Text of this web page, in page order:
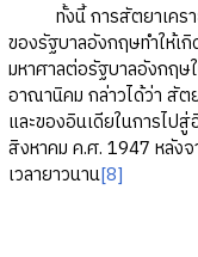
ทั้งนี้ การสัตยาเคร
ของรัฐบาลอังกฤษทำให้เ
มหาศาลต่อรัฐบาลอังกฤษ
อาณานิคม กล่าวได้ว่า สัต
และของอินเดียในการไป
สิงหาคม ค.ศ. 1947 หลัง
เวลายาวนาน[8]